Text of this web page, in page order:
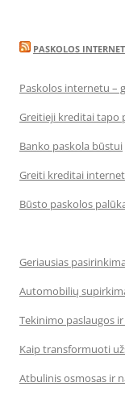
PASKOLOS
Paskolos internetu –
Greitieji kreditai tapo
Banko paskola būstui
Greiti kreditai
Būsto paskolos
Geriausias
Automobilių
Tekinimo paslaugos
Kaip transformuoti
Atbulinis osmosas ir